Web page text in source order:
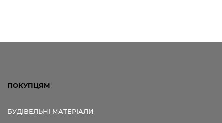
ПОКУПЦЯМ
БУДІВЕЛЬНІ МАТЕРІАЛИ